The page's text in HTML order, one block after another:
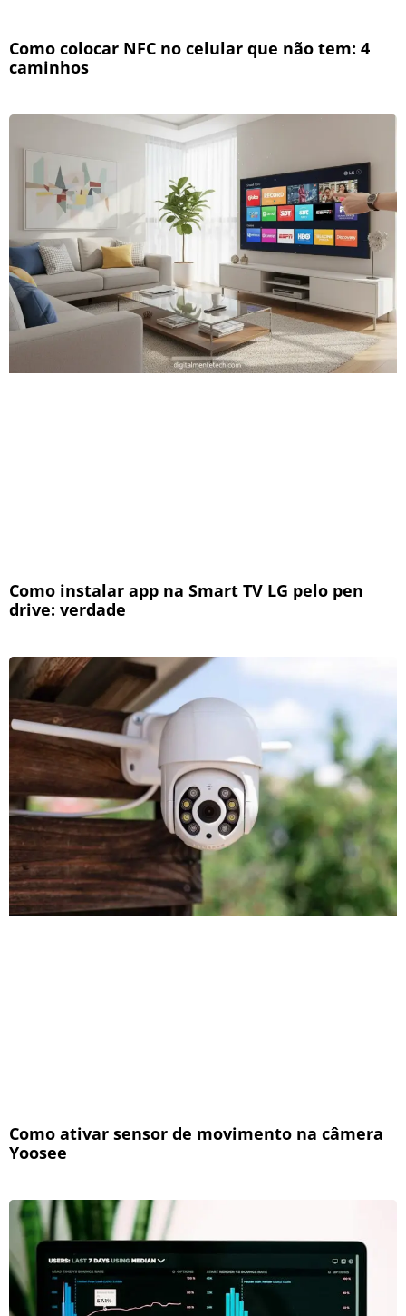
Como colocar NFC no celular que não tem: 4
caminhos
Como instalar app na Smart TV LG pelo pen
drive: verdade
Como ativar sensor de movimento na câmera
Yoosee